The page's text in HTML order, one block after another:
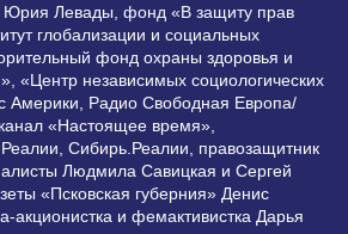
Юрия Левады, фонд «В защиту прав
глобализации и социальных
фонд охраны здоровья и
«Центр независимых социологических
Америки, Радио Свободная Европа/
«Настоящее время»,
Сибирь.Реалии, правозащитник
Людмила Савицкая и Сергей
«Псковская губерния» Денис
акционистка и фемактивистка Дарья